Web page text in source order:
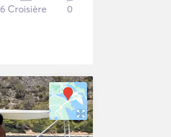
6 Croisière 0